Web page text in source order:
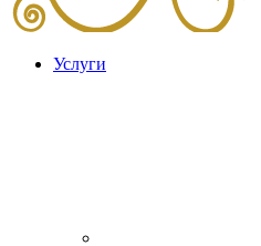
Услуги